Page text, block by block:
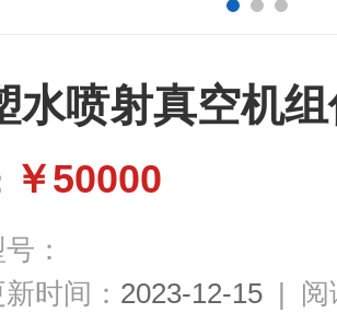
水喷射真空机
￥50000
：
时间： 2023-12-15 | 阅